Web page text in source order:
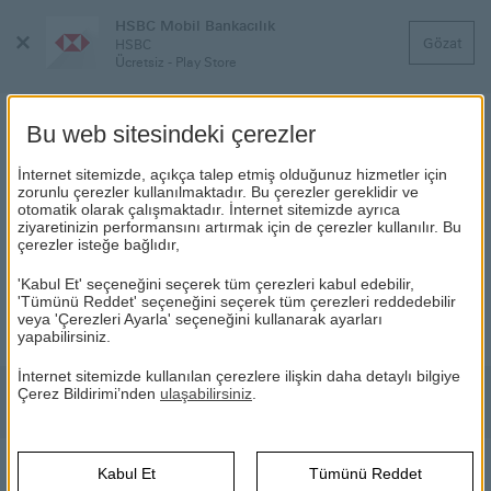
Menüyü
HSBC Mobil Bankacılık
HSBC
Ücretsiz - Play Store
Gözat
GENEL KURUL
HSBC HSBC Hakkında
Bankamız Genel Kurul Toplantılarına ilişkin bilgilereburadan
sayfa
ulaşabilirsiniz.
Bu web sitesindeki çerezler
İnternet sitemizde, açıkça talep etmiş olduğunuz hizmetler için
zorunlu çerezler kullanılmaktadır. Bu çerezler gereklidir ve
otomatik olarak çalışmaktadır. İnternet sitemizde ayrıca
ziyaretinizin performansını artırmak için de çerezler kullanılır. Bu
çerezler isteğe bağlıdır,
'Kabul Et' seçeneğini seçerek tüm çerezleri kabul edebilir,
'Tümünü Reddet' seçeneğini seçerek tüm çerezleri reddedebilir
veya 'Çerezleri Ayarla' seçeneğini kullanarak ayarları
yapabilirsiniz.
İnternet sitemizde kullanılan çerezlere ilişkin daha detaylı bilgiye
Çerez Bildirimi’nden ulaşabilirsiniz
Kabul Et Tümünü Reddet